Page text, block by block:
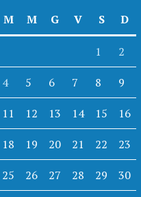
M M G V S D
1 2
4 5 6 7 8 9
11 12 13 14 15 16
18 19 20 21 22 23
25 26 27 28 29 30